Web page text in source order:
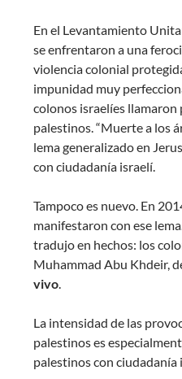
En el Levantamiento
se enfrentaron a una
violencia colonial
impunidad muy
colonos israelíes
palestinos. “Muerte a los
lema generalizado en
con ciudadanía israelí.
Tampoco es nuevo. En
manifestaron con ese
tradujo en hechos: los
Muhammad Abu Khdeir,
vivo.
La intensidad de las
palestinos es
palestinos con ciudadanía